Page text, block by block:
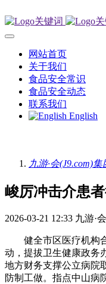
网站首页
关于我们
食品安全常识
食品安全动态
联系我们
English
九游·会(J9.com)
峻厉冲击介患
2026-03-21 12:33 九游·
健全市区医疗机构合
动，提拔卫生健康政务
地方财务支撑公立病院
防制工做。指点中山病